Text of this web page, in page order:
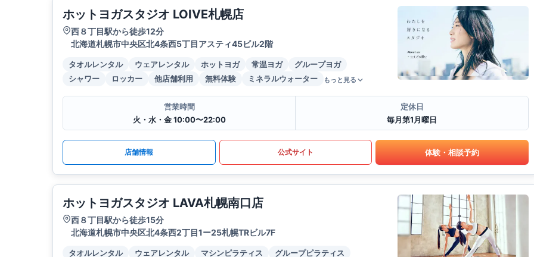
ホットヨガスタジオ LOIVE札幌店
西８丁目駅から徒歩12分
北海道札幌市中央区北4条西5丁目アスティ45ビル2階
タオルレンタル ウェアレンタル ホットヨガ 常温ヨガ
グループヨガ
シャワー
ロッカー 他店舗利用 無料体験 ミネラルウォーター もっと見る
営業時間
火・水・金 10:00〜22:00
定休日
毎月第1月曜日
店舗情報 公式サイト 体験・相談予約
ホットヨガスタジオ LAVA札幌南口店
西８丁目駅から徒歩15分
北海道札幌市中央区北4条西2丁目1ー25札幌TRビル7F
タオルレンタル ウェアレンタル マシンピラティス グループピラティス